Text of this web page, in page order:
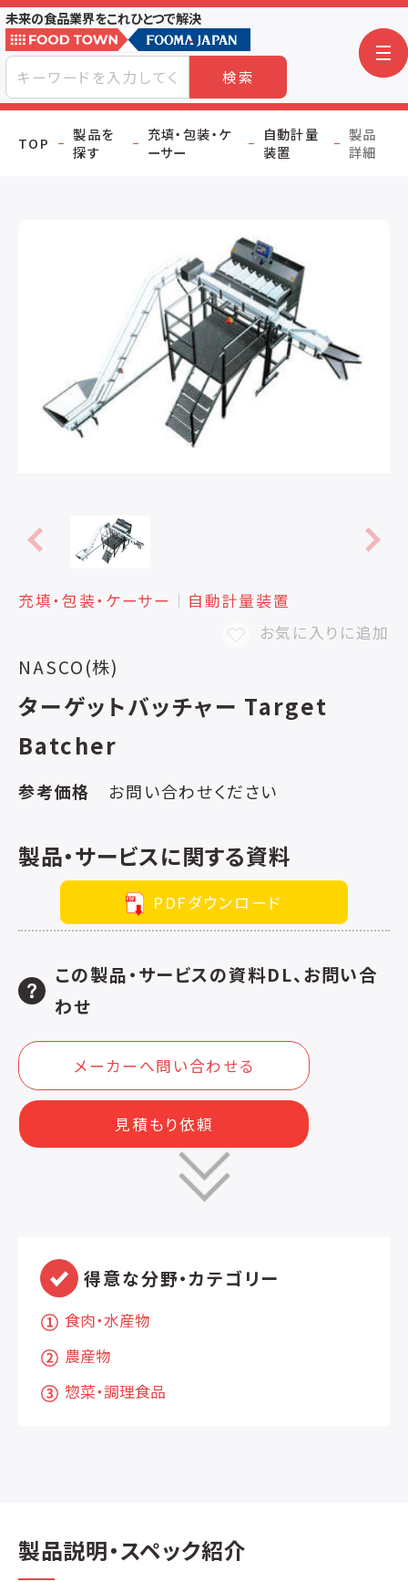
未来の食品業界をこれひとつで解決
検索
TOP
製品を
探す
充填・包装・ケ
ーサー
自動計量
装置
製品
詳細
充填・包装・ケーサー │ 自動計量装置
お気に入りに追加
NASCO(株)
ターゲットバッチャー Target
Batcher
参考価格 お問い合わせください
製品・サービスに関する資料
PDFダウンロード
この製品・サービスの資料DL、お問い合
わせ
メーカーへ問い合わせる
見積もり依頼
得意な分野・カテゴリー
食肉・水産物
農産物
惣菜・調理食品
製品説明・スペック紹介